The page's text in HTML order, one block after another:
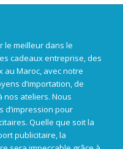
le meilleur dans le
cadeaux entreprise, des
Maroc, avec notre
d’importation, de
nos ateliers. Nous
d’impression pour
Quelle que soit la
publicitaire, la